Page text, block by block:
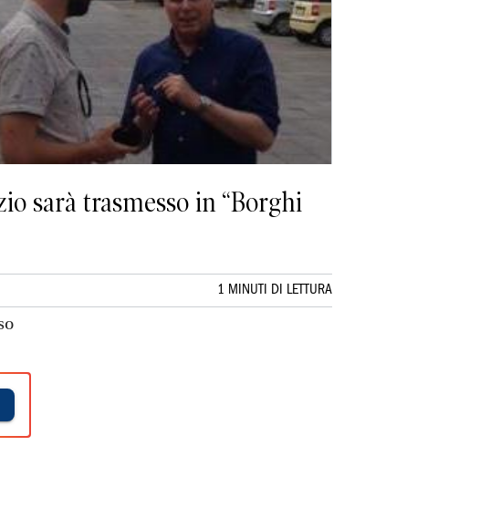
sarà trasmesso in “Borghi
1 MINUTI DI LETTURA